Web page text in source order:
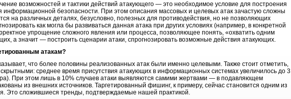
возможностей и тактики действий атакующего ― это необходимое условие для построения
безопасности. При этом описания массовых и целевых атак зачастую сложны
на различных деталях, безусловно, полезных для противодействия, но не позволяющих
как могла бы развиваться данная атака при других условиях (например, в конкретной
упрощение сложного явления или процесса, позволяющее понять, «охватить одним
а значит ― построить сценарии атаки, спрогнозировать возможные действия атакующих.
атакам?
что более половины реализованных атак были именно целевыми. Также стоит отметить,
среднее время присутствия атакующих в информационных системах увеличилось до 3
При этом лишь в 10% случаев атаки выявляются самими жертвами ― в подавляющем
из внешних источников. Таргетированный фишинг, к примеру, сейчас становится одним из
Это сложившиеся тренды, подтверждаемые нашей практикой.